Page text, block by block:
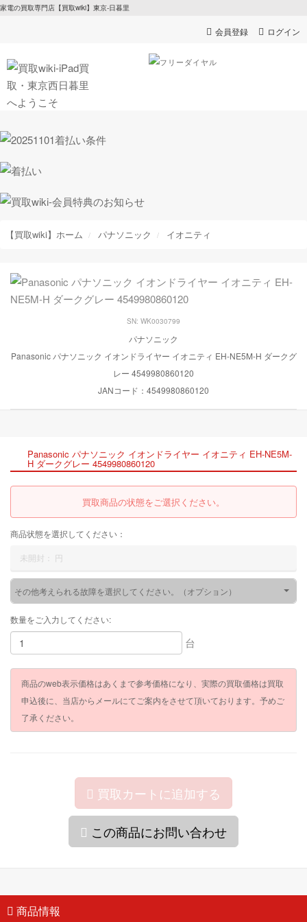
家電の買取専門店【買取wiki】東京-日暮里
会員登録 ログイン
【買取wiki】ホーム パナソニック イオニティ
SN: WK0030799
パナソニック
Panasonic パナソニック イオンドライヤー イオニティ EH-NE5M-H ダークグ
レー 4549980860120
JANコード：4549980860120
Panasonic パナソニック イオンドライヤー イオニティ EH-NE5M-
H ダークグレー 4549980860120
買取商品の状態をご選択ください。
商品状態を選択してください：
未開封： 円
その他考えられる故障を選択してください。（オプション）
数量をご入力してください:
台
商品のweb表示価格はあくまで参考価格になり、実際の買取価格は買取
申込後に、当店からメールにてご案内をさせて頂いております。予めご
了承ください。
買取カートに追加する
この商品にお問い合わせ
商品情報